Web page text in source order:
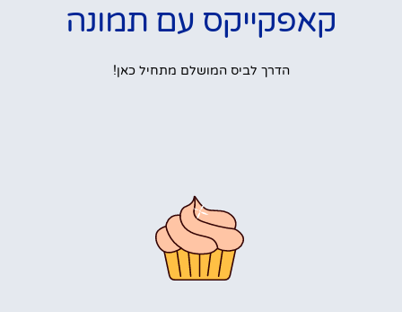
קאפקייקס עם תמונה
הדרך לביס המושלם מתחיל כאן!